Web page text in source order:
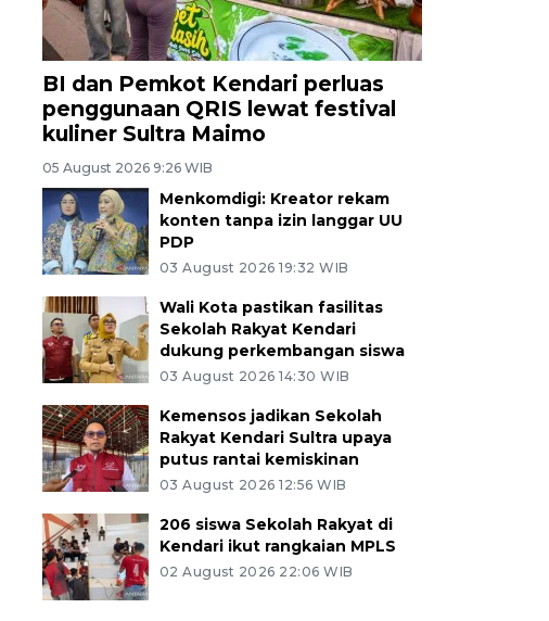
BI dan Pemkot Kendari perluas
penggunaan QRIS lewat festival
kuliner Sultra Maimo
05 August 2026 9:26 WIB
Menkomdigi: Kreator rekam
konten tanpa izin langgar UU
PDP
03 August 2026 19:32 WIB
Wali Kota pastikan fasilitas
Sekolah Rakyat Kendari
dukung perkembangan siswa
03 August 2026 14:30 WIB
Kemensos jadikan Sekolah
Rakyat Kendari Sultra upaya
putus rantai kemiskinan
03 August 2026 12:56 WIB
206 siswa Sekolah Rakyat di
Kendari ikut rangkaian MPLS
02 August 2026 22:06 WIB